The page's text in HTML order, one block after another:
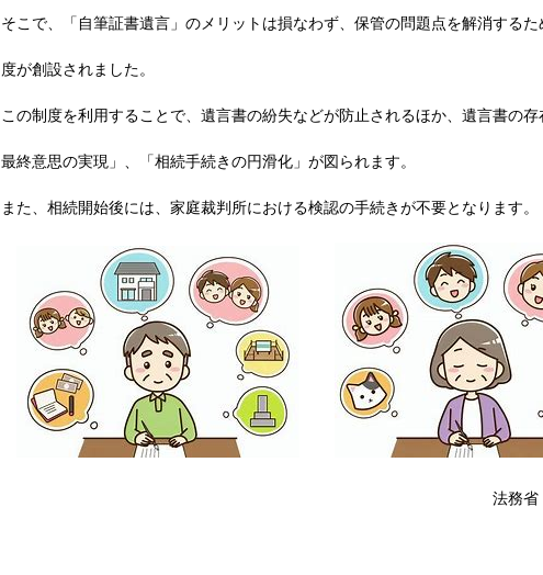
そこで、「自筆証書遺言」のメリットは損なわず、保管の問題点を解消する
度が創設されました。
この制度を利用することで、遺言書の紛失などが防止されるほか、遺言書の
最終意思の実現」、「相続手続きの円滑化」が図られます。
また、相続開始後には、家庭裁判所における検認の手続きが不要となります。
法務省 ホームページ